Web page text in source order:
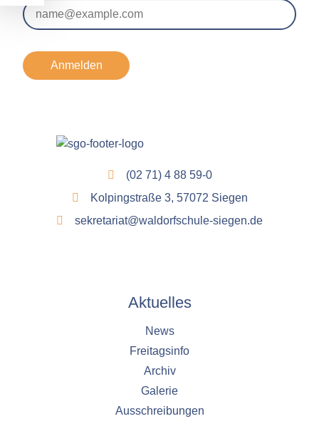
Anmelden
(02 71) 4 88 59-0
Kolpingstraße 3, 57072 Siegen
sekretariat@waldorfschule-siegen.de
Aktuelles
News
Freitagsinfo
Archiv
Galerie
Ausschreibungen